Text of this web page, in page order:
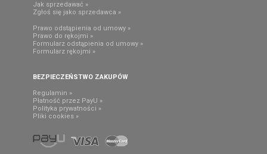
Jak sprzedawać »
Zgłoś się jako sprzedawca »
Prawo odstąpienia od umowy »
Prawo do rękojmi »
Formularz odstąpienia od umowy »
Formularz rękojmi »
BEZPIECZEŃSTWO ZAKUPÓW
Regulamin »
Płatność przez PayU »
Polityka prywatności »
Pliki cookies »